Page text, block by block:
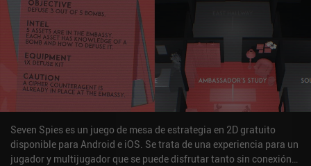
Seven Spies es un juego de mesa de estrategia en 2D gratuito
disponible para Android e iOS. Se trata de una experiencia para un
jugador y multijugador que se puede disfrutar tanto sin conexión